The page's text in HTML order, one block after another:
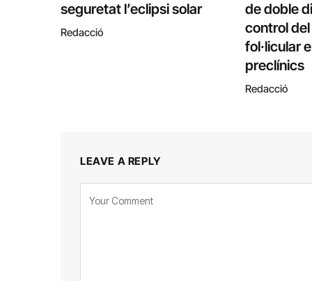
seguretat l’eclipsi solar
Redacció
de doble
control
fol·licular
preclínics
Redacció
LEAVE A REPLY